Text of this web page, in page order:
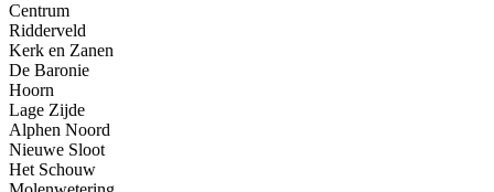
Centrum
Ridderveld
Kerk en Zanen
De Baronie
Hoorn
Lage Zijde
Alphen Noord
Nieuwe Sloot
Het Schouw